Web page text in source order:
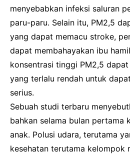
menyebabkan infeksi saluran
paru-paru. Selain itu, PM2,5
yang dapat memacu stroke,
dapat membahayakan ibu
konsentrasi tinggi PM2,5
yang terlalu rendah untuk
serius.
Sebuah studi terbaru
bahkan selama bulan pertama
anak. Polusi udara, terutama
kesehatan terutama kelompok